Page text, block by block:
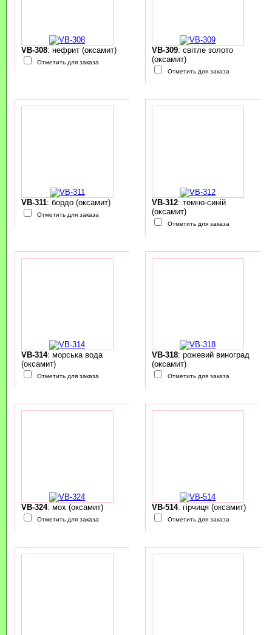
VB-308: нефрит (оксамит)
Отметить для заказа
VB-309: світле золото
(оксамит)
Отметить для заказа
VB-311: бордо (оксамит)
Отметить для заказа
VB-312: темно-синій
(оксамит)
Отметить для заказа
VB-314: морська вода
(оксамит)
Отметить для заказа
VB-318: рожевий виноград
(оксамит)
Отметить для заказа
VB-324: мох (оксамит)
Отметить для заказа
VB-514: гірчиця (оксамит)
Отметить для заказа